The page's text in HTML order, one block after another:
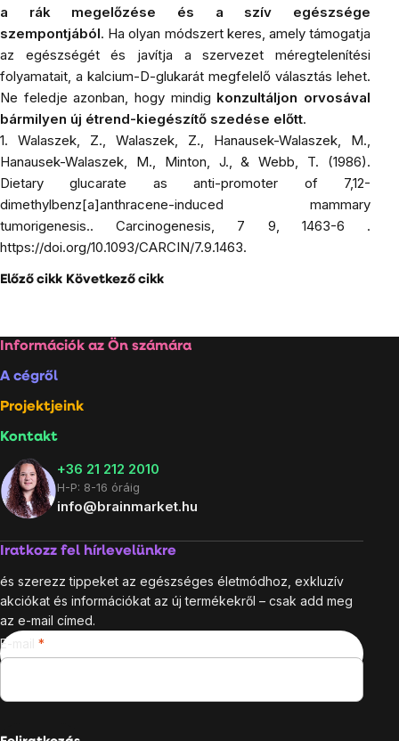
a rák megelőzése és a szív egészsége
szempontjából. Ha olyan módszert keres, amely támogatja
az egészségét és javítja a szervezet méregtelenítési
folyamatait, a kalcium-D-glukarát megfelelő választás lehet.
Ne feledje azonban, hogy mindig konzultáljon orvosával
bármilyen új étrend-kiegészítő szedése előtt.
1. Walaszek, Z., Walaszek, Z., Hanausek-Walaszek, M.,
Hanausek-Walaszek, M., Minton, J., & Webb, T. (1986).
Dietary glucarate as anti-promoter of 7,12-
dimethylbenz[a]anthracene-induced mammary
tumorigenesis..Carcinogenesis, 7 9, 1463-6 .
https://doi.org/10.1093/CARCIN/7.9.1463.
Előző cikk Következő cikk
Lábléc
Információk az Ön számára
A cégről
Projektjeink
Kontakt
+36 21 212 2010
H-P: 8-16 óráig
info@brainmarket.hu
Iratkozz fel hírlevelünkre
és szerezz tippeket az egészséges életmódhoz, exkluzív
akciókat és információkat az új termékekről – csak add meg
az e-mail címed.
E-mail